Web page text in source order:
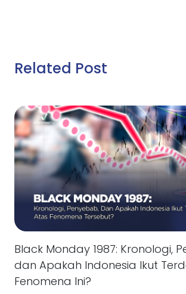
Related Post
Black Monday 1987: Kronologi,
dan Apakah Indonesia Ikut
Fenomena Ini?